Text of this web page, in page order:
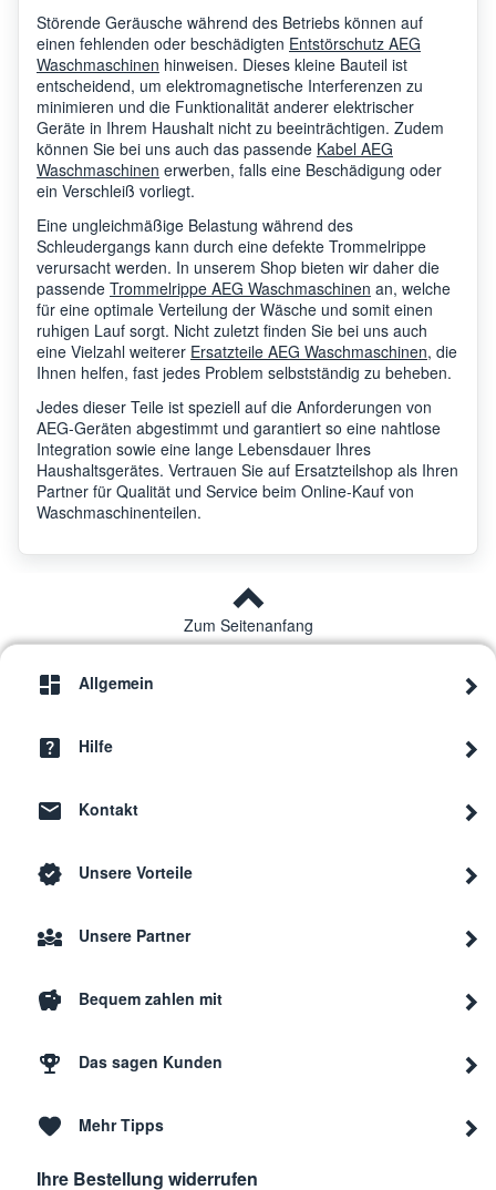
AEG L61472WDBI
AEG L8WBM163C
AEG
AEG LB4650WT
AEG LWX6G1612B
AEG L7WBG47W
AEG AWW8023AESA
L7WBF60605
AEG
AEG
AEG
AEG
Störende Geräusche während des Betriebs können auf
einen fehlenden oder beschädigten Entstörschutz AEG
Waschmaschinen hinweisen. Dieses kleine Bauteil ist
entscheidend, um elektromagnetische Interferenzen zu
minimieren und die Funktionalität anderer elektrischer
Geräte in Ihrem Haushalt nicht zu beeinträchtigen. Zudem
können Sie bei uns auch das passende Kabel AEG
Waschmaschinen erwerben, falls eine Beschädigung oder
ein Verschleiß vorliegt.
Eine ungleichmäßige Belastung während des
Schleudergangs kann durch eine defekte Trommelrippe
verursacht werden. In unserem Shop bieten wir daher die
passende Trommelrippe AEG Waschmaschinen an, welche
für eine optimale Verteilung der Wäsche und somit einen
ruhigen Lauf sorgt. Nicht zuletzt finden Sie bei uns auch
eine Vielzahl weiterer Ersatzteile AEG Waschmaschinen, die
Ihnen helfen, fast jedes Problem selbstständig zu beheben.
Jedes dieser Teile ist speziell auf die Anforderungen von
AEG-Geräten abgestimmt und garantiert so eine nahtlose
Integration sowie eine lange Lebensdauer Ihres
Haushaltsgerätes. Vertrauen Sie auf Ersatzteilshop als Ihren
Partner für Qualität und Service beim Online-Kauf von
Waschmaschinenteilen.
Zum Seitenanfang
Allgemein
Hilfe
Kontakt
Unsere Vorteile
Unsere Partner
Bequem zahlen mit
Das sagen Kunden
Mehr Tipps
Ihre Bestellung widerrufen